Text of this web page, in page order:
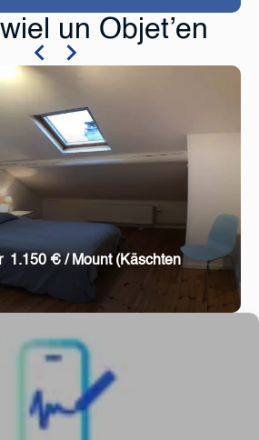
un Objet’en
1.150 € / Mount (Käschten